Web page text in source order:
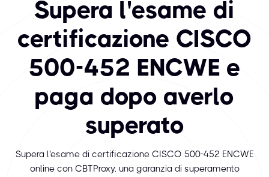
Supera l'esame di
certificazione CISCO
500-452 ENCWE e
paga dopo averlo
superato
Supera l'esame di certificazione CISCO 500-452 ENCWE
online con CBTProxy, una garanzia di superamento